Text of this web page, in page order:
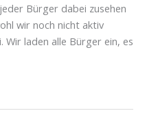
Bürger dabei zusehen
wir noch nicht aktiv
laden alle Bürger ein, es